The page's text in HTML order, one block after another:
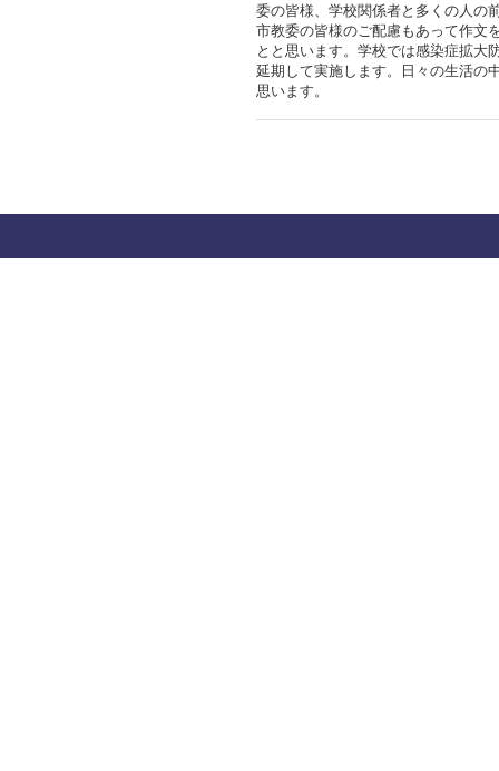
委の皆様、学校関係者と多くの人の
市教委の皆様のご配慮もあって作文
とと思います。学校では感染症拡大
延期して実施します。日々の生活の
思います。